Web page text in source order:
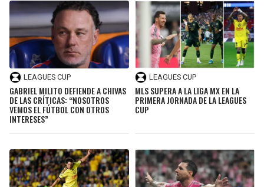
BUCCANEERS
LEAGUES CUP
GABRIEL MILITO DEFIENDE A CHIVAS
DE LAS CRÍTICAS: “NOSOTROS
VEMOS EL FÚTBOL CON OTROS
INTERESES”
LEAGUES CUP
MLS SUPERA A LA LIGA MX EN LA
PRIMERA JORNADA DE LA LEAGUES
CUP